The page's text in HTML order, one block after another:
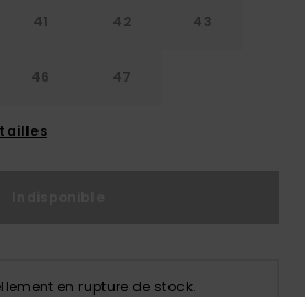
41 42 43
46 47
tailles
en rupture de stock.